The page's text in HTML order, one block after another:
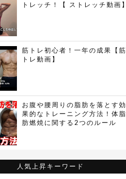
トレッチ！【 ストレッチ動画】
筋トレ初心者！一年の成果【筋
トレ動画】
お腹や腰周りの脂肪を落とす効
果的なトレーニング方法！体脂
肪燃焼に関する2つのルール
人気上昇キーワード